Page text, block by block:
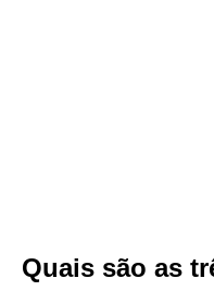
Quais são as